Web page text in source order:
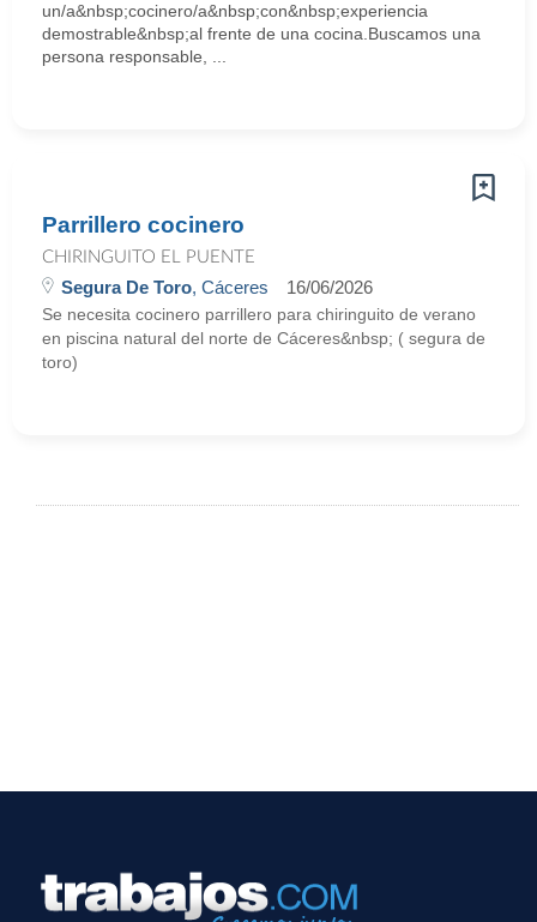
un/a&nbsp;cocinero/a&nbsp;con&nbsp;experiencia
demostrable&nbsp;al frente de una cocina.Buscamos una
persona responsable, ...
Parrillero cocinero
CHIRINGUITO EL PUENTE
Segura De Toro, Cáceres 16/06/2026
Se necesita cocinero parrillero para chiringuito de verano
en piscina natural del norte de Cáceres&nbsp; ( segura de
toro)